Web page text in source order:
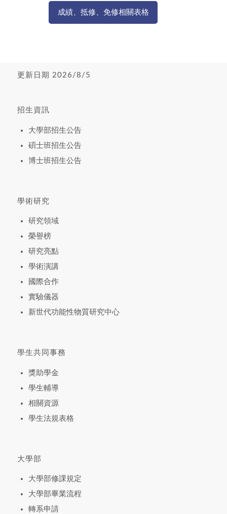
成績、抵修、免修相關表格
更新日期 2026/8/5
招生資訊
大學部招生公告
碩士班招生公告
博士班招生公告
學術研究
研究領域
榮譽榜
研究亮點
學術演講
國際合作
實驗儀器
新世代功能性物質研究中心
學生共同事務
獎助學金
學生輔導
相關資源
學生法規表格
大學部
大學部修課規定
大學部畢業流程
轉系申請